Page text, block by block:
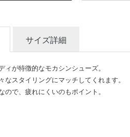
サイズ詳細
ィが特徴的なモカシンシューズ。
なスタイリングにマッチしてくれます。
ので、疲れにくいのもポイント。